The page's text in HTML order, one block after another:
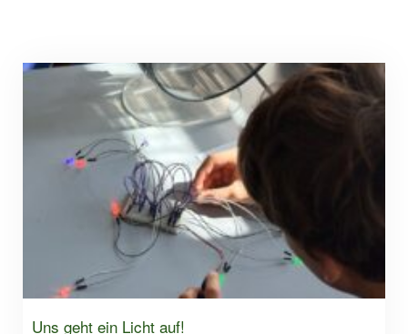
Uns geht ein Licht auf!